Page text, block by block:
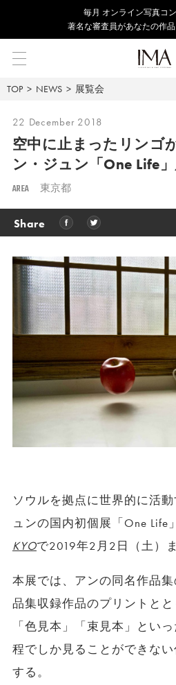
毎⽉ オンライン写真コ
著名な審査員があなたの作
TOP NEWS 展覧会
22 December 2018
空中に止まったリンゴ
ン・ジュン「One Life
AREA 東京都
Share
ソウルを拠点に世界的に活
ュンの国内初個展「One Life
KYOで2019年2月2日（土）
本展では、アンの同名作品
品集収録作品のプリントとと
「色見本」「束見本」とい
程でしか見ることができな
する。